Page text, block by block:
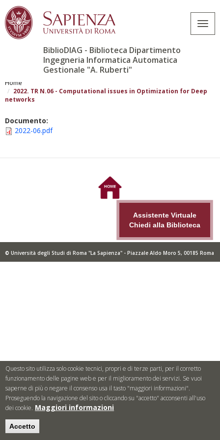
al
contenuto
principale
BiblioDIAG - Biblioteca Dipartimento
Ingegneria Informatica Automatica
Gestionale "A. Ruberti"
Home
2022. TR N.06 - Computational issues in Optimization for Deep
networks
Documento:
2022-06.pdf
© Università degli Studi di Roma "La Sapienza" - Piazzale Aldo Moro 5, 00185 Roma
Assistente Virtuale
Chiedi alla Biblioteca
Questo sito utilizza solo cookie tecnici, propri e di terze parti, per il corretto
funzionamento delle pagine web e per il miglioramento dei servizi. Se vuoi
saperne di più o negare il consenso usa il tasto "maggiori informazioni".
Proseguendo la navigazione del sito o cliccando su "accetto" acconsenti all'uso
dei cookie. Maggiori informazioni
Accetto